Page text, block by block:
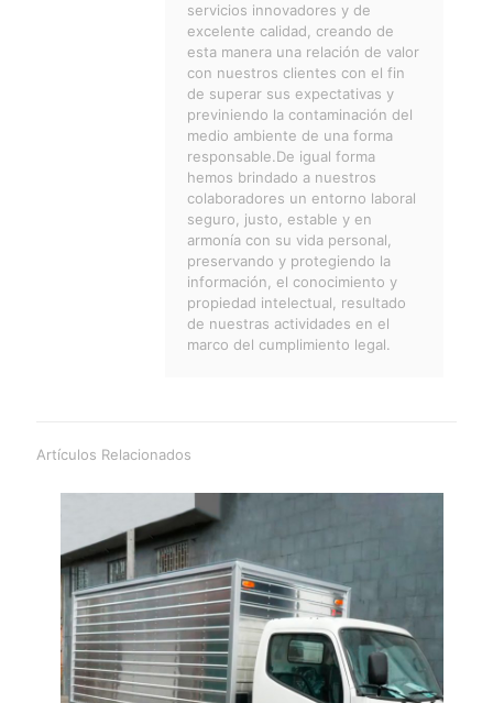
servicios innovadores y de
excelente calidad, creando de
esta manera una relación de valor
con nuestros clientes con el fin
de superar sus expectativas y
previniendo la contaminación del
medio ambiente de una forma
responsable.De igual forma
hemos brindado a nuestros
colaboradores un entorno laboral
seguro, justo, estable y en
armonía con su vida personal,
preservando y protegiendo la
información, el conocimiento y
propiedad intelectual, resultado
de nuestras actividades en el
marco del cumplimiento legal.
Artículos Relacionados